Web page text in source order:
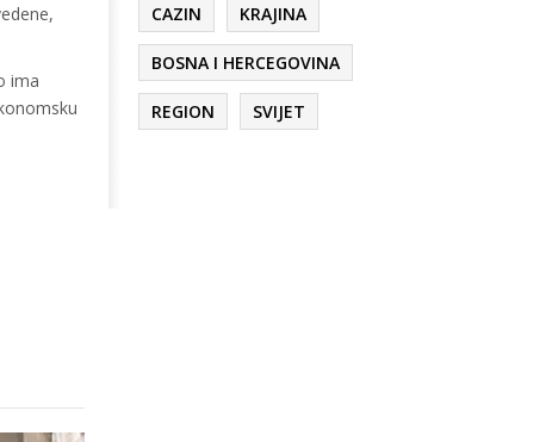
ima
CAZIN KRAJINA
BOSNA I HERCEGOVINA
REGION SVIJET